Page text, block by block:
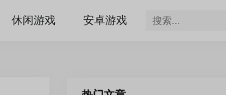
休闲游戏 安卓游戏